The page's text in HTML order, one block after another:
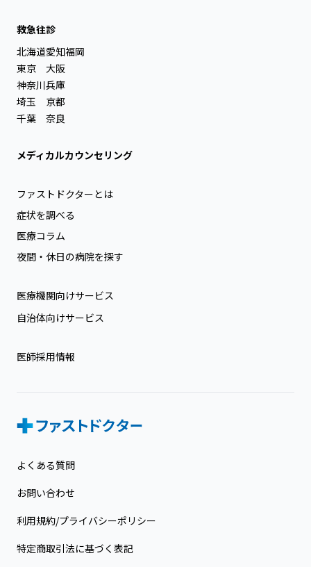
救急往診
北海道
東京
神奈川
埼玉
千葉
愛知
大阪
兵庫
京都
奈良
福岡
メディカルカウンセリング
ファストドクターとは
症状を調べる
医療コラム
夜間・休日の病院を探す
医療機関向けサービス
自治体向けサービス
医師採用情報
よくある質問
お問い合わせ
利用規約/プライバシーポリシー
特定商取引法に基づく表記